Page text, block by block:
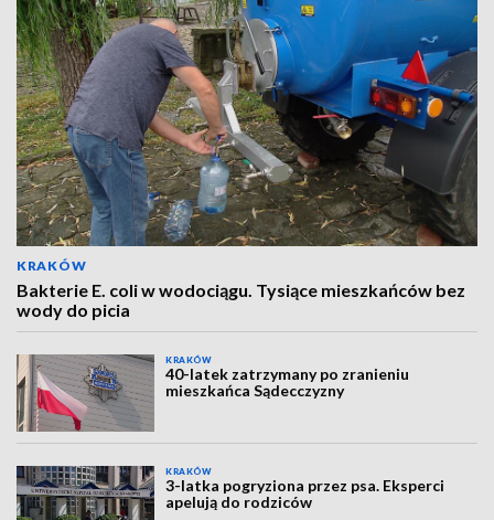
KRAKÓW
Bakterie E. coli w wodociągu. Tysiące mieszkańców bez
wody do picia
KRAKÓW
40-latek zatrzymany po zranieniu
mieszkańca Sądecczyzny
KRAKÓW
3-latka pogryziona przez psa. Eksperci
apelują do rodziców